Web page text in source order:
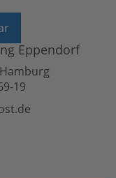
Eppendorf
19